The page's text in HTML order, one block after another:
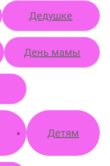
Дедушке
День мамы
Детям